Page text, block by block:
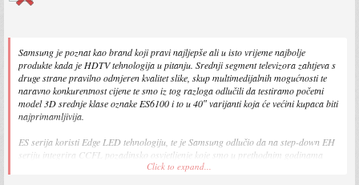
Samsung je poznat kao brand koji pravi najljepše ali u isto vrijeme najbolje
produkte kada je HDTV tehnologija u pitanju. Srednji segment televizora zahtjeva s
druge strane pravilno odmjeren kvalitet slike, skup multimedijalnih mogućnosti te
naravno konkurentnost cijene te smo iz tog razloga odlučili da testiramo početni
model 3D srednje klase oznake ES6100 i to u 40″ varijanti koja će većini kupaca biti
najprimamljivija.
ES serija koristi Edge LED tehnologiju, te je Samsung odlučio da na step-down EH
seriju integrira CCFL pozadinsko osvjetljenje koje smo u prethodnim godinama
mogli naći upravo na modelima srednjeg segmenta. Takav pristup je od 2012-te
Click to expand...